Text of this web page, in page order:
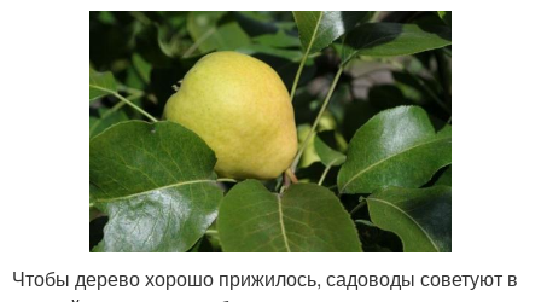
Чтобы дерево хорошо прижилось, садоводы советуют в